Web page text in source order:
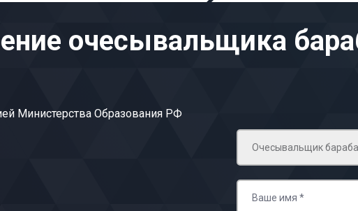
очесывальщика
Министерства Образования РФ